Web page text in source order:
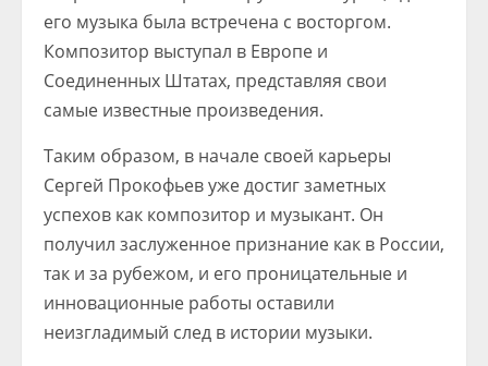
его музыка была встречена с восторгом.
Композитор выступал в Европе и
Соединенных Штатах, представляя свои
самые известные произведения.
Таким образом, в начале своей карьеры
Сергей Прокофьев уже достиг заметных
успехов как композитор и музыкант. Он
получил заслуженное признание как в России,
так и за рубежом, и его проницательные и
инновационные работы оставили
неизгладимый след в истории музыки.